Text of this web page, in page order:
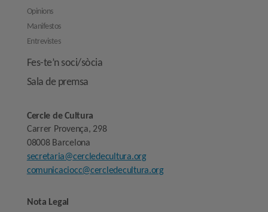
Opinions
Manifestos
Entrevistes
Fes-te’n soci/sòcia
Sala de premsa
Cercle de Cultura
Carrer Provença, 298
08008 Barcelona
secretaria@cercledecultura.org
comunicaciocc@cercledecultura.org
Nota Legal